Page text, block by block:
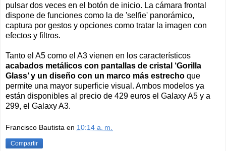
pulsar dos veces en el botón de inicio. La cámara frontal
dispone de funciones como la de 'selfie' panorámico,
captura por gestos y opciones como tratar la imagen con
efectos y filtros.
Tanto el A5 como el A3 vienen en los característicos
acabados metálicos con pantallas de cristal ‘Gorilla
Glass’ y un diseño con un marco más estrecho que
permite una mayor superficie visual. Ambos modelos ya
están disponibles al precio de 429 euros el Galaxy A5 y a
299, el Galaxy A3.
Francisco Bautista en 10:14 a. m.
Compartir